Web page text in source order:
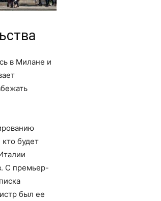
в Милане и
будет
С премьер-
был ее